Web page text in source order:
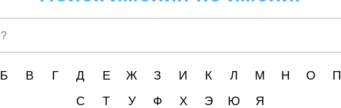
Б В Г Д Е Ж З И К Л М Н О П
С
Т У Ф Х Э Ю Я